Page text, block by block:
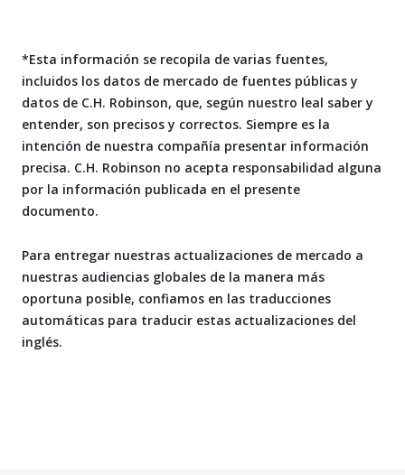
*Esta información se recopila de varias fuentes,
incluidos los datos de mercado de fuentes públicas y
datos de C.H. Robinson, que, según nuestro leal saber y
entender, son precisos y correctos. Siempre es la
intención de nuestra compañía presentar información
precisa. C.H. Robinson no acepta responsabilidad alguna
por la información publicada en el presente
documento.
Para entregar nuestras actualizaciones de mercado a
nuestras audiencias globales de la manera más
oportuna posible, confiamos en las traducciones
automáticas para traducir estas actualizaciones del
inglés.